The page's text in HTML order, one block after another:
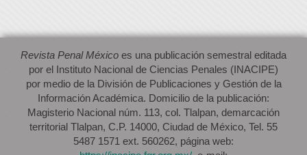
Revista Penal México es una publicación semestral editada
por el Instituto Nacional de Ciencias Penales (INACIPE)
por medio de la División de Publicaciones y Gestión de la
Información Académica. Domicilio de la publicación:
Magisterio Nacional núm. 113, col. Tlalpan, demarcación
territorial Tlalpan, C.P. 14000, Ciudad de México, Tel. 55
5487 1571 ext. 560262, página web: